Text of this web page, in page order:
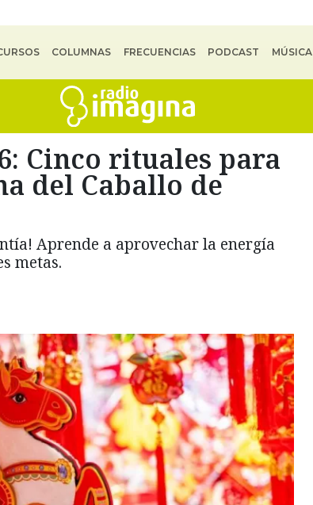
COLUMNAS FRECUENCIAS PODCAST MÚSICA
Cinco rituales para
del Caballo de
Aprende a aprovechar la energía
metas.